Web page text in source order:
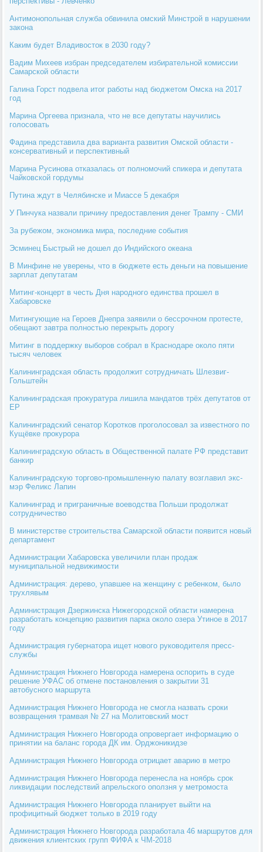
Антимонопольная служба обвинила омский Минстрой в нарушении
закона
Каким будет Владивосток в 2030 году?
Вадим Михеев избран председателем избирательной комиссии
Самарской области
Галина Горст подвела итог работы над бюджетом Омска на 2017
год
Марина Оргеева признала, что не все депутаты научились
голосовать
Фадина представила два варианта развития Омской области -
консервативный и перспективный
Марина Русинова отказалась от полномочий спикера и депутата
Чайковской гордумы
Путина ждут в Челябинске и Миассе 5 декабря
У Пинчука назвали причину предоставления денег Трампу - СМИ
За рубежом, экономика мира, последние события
Эсминец Быстрый не дошел до Индийского океана
В Минфине не уверены, что в бюджете есть деньги на повышение
зарплат депутатам
Митинг-концерт в честь Дня народного единства прошел в
Хабаровске
Митингующие на Героев Днепра заявили о бессрочном протесте,
обещают завтра полностью перекрыть дорогу
Митинг в поддержку выборов собрал в Краснодаре около пяти
тысяч человек
Калининградская область продолжит сотрудничать Шлезвиг-
Гольштейн
Калининградская прокуратура лишила мандатов трёх депутатов от
ЕР
Калининградский сенатор Коротков проголосовал за известного по
Кущёвке прокурора
Калининградскую область в Общественной палате РФ представит
банкир
Калининградскую торгово-промышленную палату возглавил экс-
мэр Феликс Лапин
Калининград и приграничные воеводства Польши продолжат
сотрудничество
В министерстве строительства Самарской области появится новый
департамент
Администрации Хабаровска увеличили план продаж
муниципальной недвижимости
Администрация: дерево, упавшее на женщину с ребенком, было
трухлявым
Администрация Дзержинска Нижегородской области намерена
разработать концепцию развития парка около озера Утиное в 2017
году
Администрация губернатора ищет нового руководителя пресс-
службы
Администрация Нижнего Новгорода намерена оспорить в суде
решение УФАС об отмене постановления о закрытии 31
автобусного маршрута
Администрация Нижнего Новгорода не смогла назвать сроки
возвращения трамвая № 27 на Молитовский мост
Администрация Нижнего Новгорода опровергает информацию о
принятии на баланс города ДК им. Орджоникидзе
Администрация Нижнего Новгорода отрицает аварию в метро
Администрация Нижнего Новгорода перенесла на ноябрь срок
ликвидации последствий апрельского оползня у метромоста
Администрация Нижнего Новгорода планирует выйти на
профицитный бюджет только в 2019 году
Администрация Нижнего Новгорода разработала 46 маршрутов для
движения клиентских групп ФИФА к ЧМ-2018